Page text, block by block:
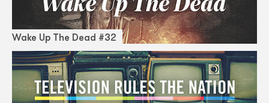
Wake Up The Dead #32